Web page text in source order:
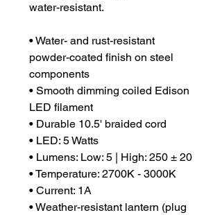
water-resistant.
• Water- and rust-resistant
powder-coated finish on steel
components
• Smooth dimming coiled Edison
LED filament
• Durable 10.5' braided cord
• LED: 5 Watts
• Lumens: Low: 5 | High: 250 ± 20
• Temperature: 2700K - 3000K
• Current: 1A
• Weather-resistant lantern (plug